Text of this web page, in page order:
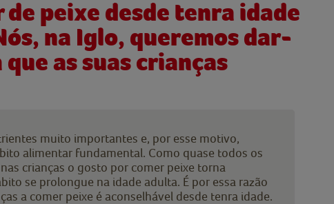
peixe desde tenra idade
na Iglo, queremos dar-
as suas crianças
muito importantes e, por esse motivo,
alimentar fundamental. Como quase todos os
crianças o gosto por comer peixe torna
se prolongue na idade adulta. É por essa razão
a comer peixe é aconselhável desde tenra idade.